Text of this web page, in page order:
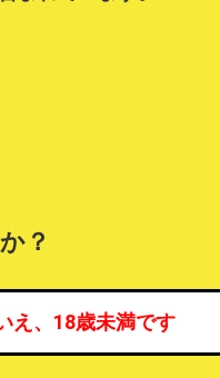
【50%OFF!!SALE】完
007
あと1個
？
え、18歳未満です